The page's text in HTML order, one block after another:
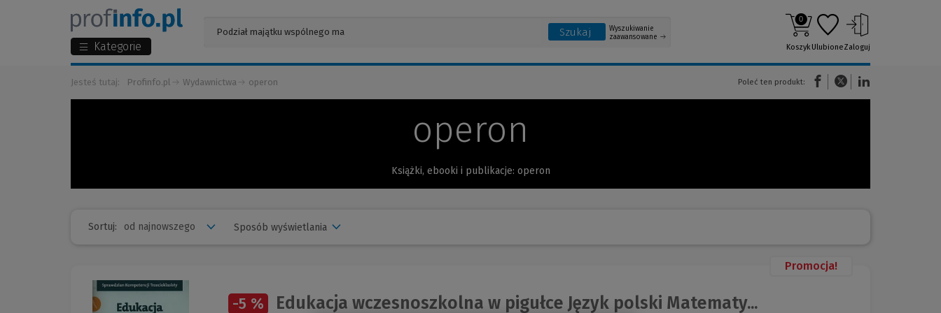
Kategorie
Szukaj
Wyszukiwanie
zaawansowane
0
KoszykUlubioneZaloguj
Jesteś tutaj: Profinfo.pl Wydawnictwa operon Poleć ten produkt:
(Nowe okno)(Link do innej strony)
operon
Książki, ebooki i publikacje: operon
Sortuj: Sposób wyświetlania
Promocja!
-5 % Edukacja wczesnoszkolna w pigułce Język polski Matematy...